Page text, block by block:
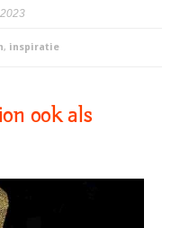
2023
, inspiratie
ook als